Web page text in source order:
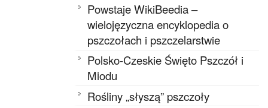
Powstaje WikiBeedia –
wielojęzyczna encyklopedia o
pszczołach i pszczelarstwie
Polsko-Czeskie Święto Pszczół i
Miodu
Rośliny „słyszą” pszczoły